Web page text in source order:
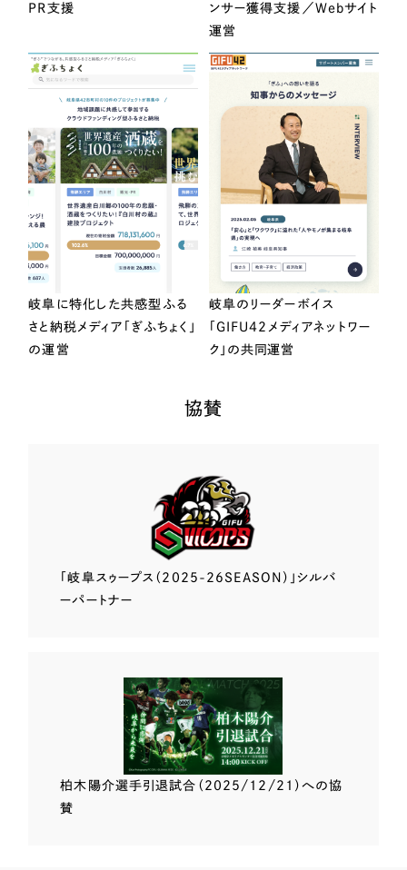
PR支援
ンサー獲得支援／Webサイト
運営
岐阜に特化した共感型ふる
さと納税メディア「ぎふちょく」
の運営
岐阜のリーダーボイス
「GIFU42メディアネットワー
ク」の共同運営
協賛
「岐阜スゥープス （2025-26SEASON）」 シルバ
ーパートナー
柏木陽介選手引退試合（2025/12/21）への協
賛